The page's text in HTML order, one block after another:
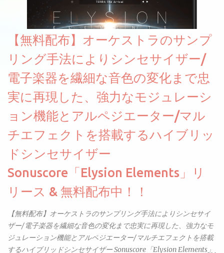
【無料配布】オーケストラのサンプ
リング手法によりシンセサイザー/
電子楽器を繊細な音色の変化まで忠
実に再現した、強力なモジュレーシ
ョン機能とアルペジエーター/マル
チエフェクトを搭載するハイブリッ
ドシンセサイザー
Sonuscore「Elysion Elements」リ
リース & 無料配布中！！
【無料配布】オーケストラのサンプリング手法によりシンセサイ
ザー/電子楽器を繊細な音色の変化まで忠実に再現した、強力なモ
ジュレーション機能とアルペジエーター/マルチエフェクトを搭載
するハイブリッドシンセサイザー Sonuscore「Elysion Elements」